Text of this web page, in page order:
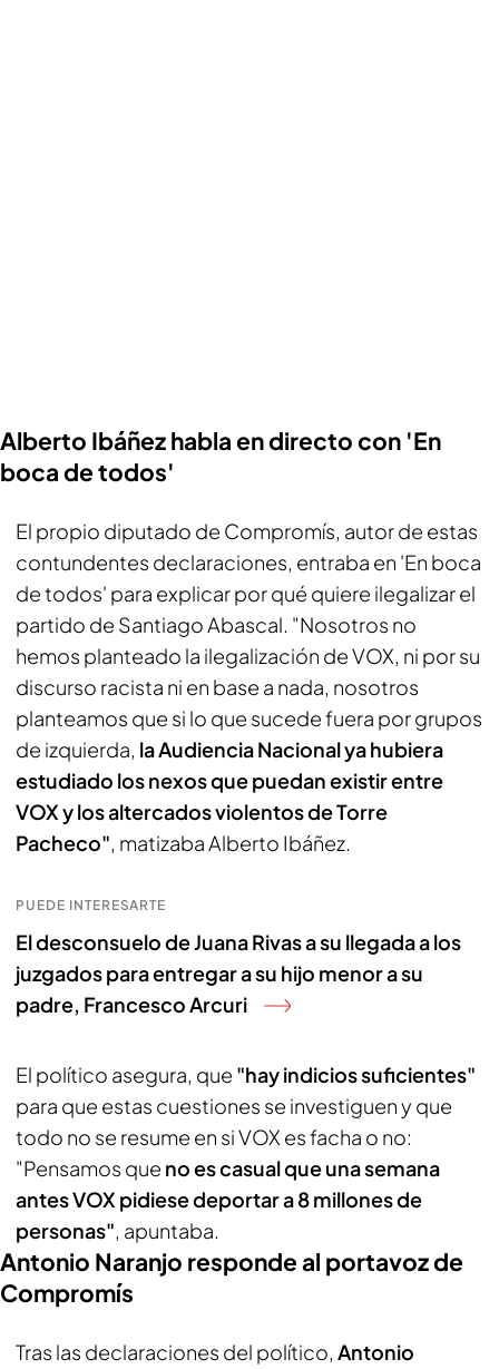
Alberto Ibáñez habla en directo con 'En
boca de todos'
El propio diputado de Compromís, autor de estas
contundentes declaraciones, entraba en 'En boca
de todos' para explicar por qué quiere ilegalizar el
partido de Santiago Abascal. "Nosotros no
hemos planteado la ilegalización de VOX, ni por su
discurso racista ni en base a nada, nosotros
planteamos que si lo que sucede fuera por grupos
de izquierda, la Audiencia Nacional ya hubiera
estudiado los nexos que puedan existir entre
VOX y los altercados violentos de Torre
Pacheco", matizaba Alberto Ibáñez.
PUEDE INTERESARTE
El desconsuelo de Juana Rivas a su llegada a los
juzgados para entregar a su hijo menor a su
padre, Francesco Arcuri
El político asegura, que "hay indicios suficientes"
para que estas cuestiones se investiguen y que
todo no se resume en si VOX es facha o no:
"Pensamos que no es casual que una semana
antes VOX pidiese deportar a 8 millones de
personas", apuntaba.
Antonio Naranjo responde al portavoz de
Compromís
Tras las declaraciones del político, Antonio